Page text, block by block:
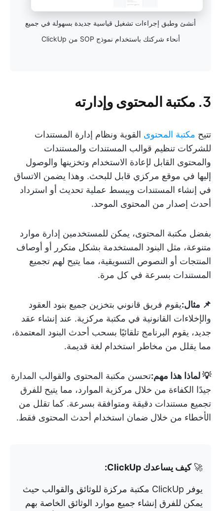
أنشئ وطبق إجراءات تشغيل قياسية جديدة بسهولة في جميع
أنحاء شركتك باستخدام نموذج SOP من ClickUp
3. مكتبة المحتوى وإدارته
تتيح مكتبة المحتوى القوية ونظام إدارة المستندات
للشركات تنظيم قوالب المستندات والمستندات
والمحتوى القابل لإعادة الاستخدام وتخزينها والوصول
إليها في موقع مركزي قابل للبحث. وهذا يضمن الاتساق
في إنشاء المستندات ويبسط عملية تحديث أو استرداد
أحدث إصدار من المحتوى الموحد.
بفضل مكتبة المحتوى، يمكن للمستخدمين إدارة موارد
متنوعة، مثل البنود المستخدمة بشكل متكرر أو أوصاف
المنتجات أو النصوص التسويقية، مما يتيح لهم تجميع
المستندات بسرعة في كل مرة.
📌 مثال:يقوم فريق قانوني بتخزين جميع بنود العقود
والإخلاءات القانونية في مكتبة مركزية. عند إنشاء عقد
جديد، يقوم البرنامج تلقائيًا بسحب أحدث البنود المعتمدة،
مما يقلل من مخاطر استخدام لغة قديمة.
💡 لماذا هذا مهم:تحسن مكتبة المحتوى والقوالب المدارة
جيدًا الكفاءة من خلال مركزية الموارد، مما يتيح للفرق
تجميع مستندات دقيقة ومتوافقة بسرعة. كما تقلل من
الأخطاء من خلال ضمان استخدام أحدث المحتوى فقط.
🚀كيف يساعدك ClickUp:
يوفر ClickUp مكتبة مركزة للوثائق والقوالب حيث
يمكن للفرق إنشاء جميع موارد الوثائق الخاصة بهم